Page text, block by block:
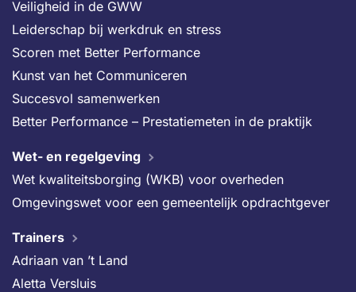
Veiligheid in de GWW
Leiderschap bij werkdruk en stress
Scoren met Better Performance
Kunst van het Communiceren
Succesvol samenwerken
Better Performance – Prestatiemeten in de praktijk
Wet- en regelgeving
Wet kwaliteitsborging (WKB) voor overheden
Omgevingswet voor een gemeentelijk opdrachtgever
Trainers
Adriaan van ’t Land
Aletta Versluis